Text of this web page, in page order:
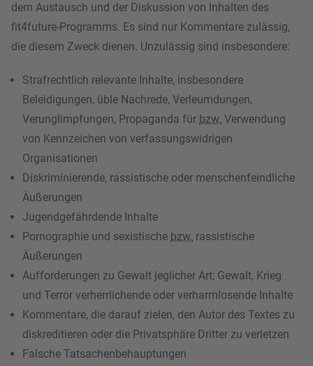
dem Austausch und der Diskussion von Inhalten des
fit4future-Programms. Es sind nur Kommentare zulässig,
die diesem Zweck dienen. Unzulässig sind insbesondere:
Strafrechtlich relevante Inhalte, insbesondere
Beleidigungen, üble Nachrede, Verleumdungen,
Verunglimpfungen, Propaganda für bzw. Verwendung
von Kennzeichen von verfassungswidrigen
Organisationen
Diskriminierende, rassistische oder menschenfeindliche
Äußerungen
Jugendgefährdende Inhalte
Pornographie und sexistische bzw. rassistische
Äußerungen
Aufforderungen zu Gewalt jeglicher Art; Gewalt, Krieg
und Terror verherrlichende oder verharmlosende Inhalte
Kommentare, die darauf zielen, den Autor des Textes zu
diskreditieren oder die Privatsphäre Dritter zu verletzen
Falsche Tatsachenbehauptungen